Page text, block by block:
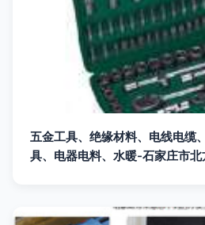
五金工具、绝缘材料、电线电缆
具、电器电料、水暖-石家庄市